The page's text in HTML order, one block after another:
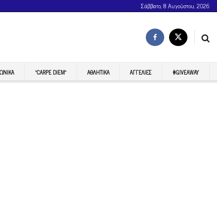
Σάββατο, 8 Αυγούστου, 2026
“CARPE DIEM” ΑΘΛΗΤΙΚΆ ΑΓΓΕΛΊΕΣ #GIVEAWAY